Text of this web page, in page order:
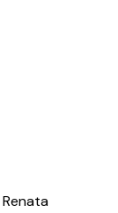
Renata